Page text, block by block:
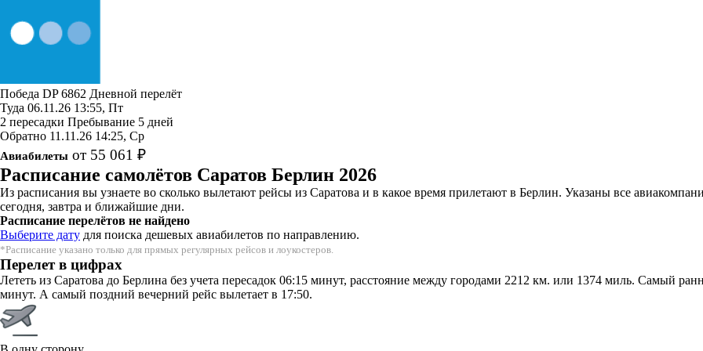
Победа DP 6862 Дневной перелёт
Туда 06.11.26 13:55, Пт
2 пересадки Пребывание 5 дней
Обратно 11.11.26 14:25, Ср
Авиабилеты от 55 061 ₽
Расписание самолётов Саратов Берлин 2026
Из расписания вы узнаете во сколько вылетают рейсы из Саратова и в какое время прилетают в Берлин. Указаны все
сегодня, завтра и ближайшие дни.
Расписание перелётов не найдено
Выберите дату для поиска дешевых авиабилетов по направлению.
*Расписание указано только для прямых регулярных рейсов и лоукостеров.
Перелет в цифрах
Лететь из Саратова до Берлина без учета пересадок 06:15 минут, расстояние между городами 2212 км. или 1374 миль. Самый
минут. А самый поздний вечерний рейс вылетает в 17:50.